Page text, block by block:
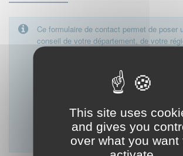
This site uses
and gives you
over what you want
Ce formulaire de contact permet de poser
conseil de votre département, de votre
national.
Le conseil départemental est
proximité à privilégier.
plainte ou formuler des doléances à l'égard
Lien vers la FAQ du CNOM sur la
FAQ procédure disciplinaire